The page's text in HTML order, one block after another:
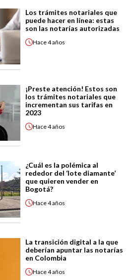
Los trámites notariales que
puede hacer en línea: estas
son las notarías autorizadas
Hace4 años
¡Preste atención! Estos son
los trámites notariales que
incrementan sus tarifas en
2023
Hace4 años
¿Cuál es la polémica al
rededor del ‘lote diamante’
que quieren vender en
Bogotá?
Hace4 años
La transición digital a la que
deberían apuntar las notarías
en Colombia
Hace4 años